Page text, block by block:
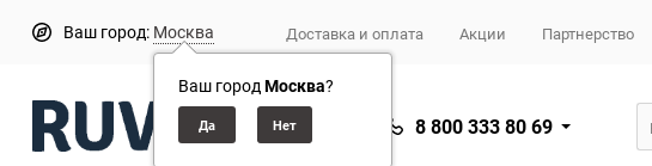
Ваш город: Москва
Ваш городМосква?
Доставка и оплата Акции Партнерство
8 800 333 80 69